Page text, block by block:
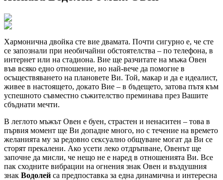
Хармонична двойка сте вие двамата. Почти сигурно е, че сте
се запознали при необичайни обстоятелства – по телефона, в
интернет или на стадиона. Вие ще разчитате на мъжа Овен
във всяко едно отношение, но най-вече да помогне в
осъществяването на плановете Ви. Той, макар и да е идеалист,
живее в настоящето, докато Вие – в бъдещето, затова пътя към
успешното съвместно съжителство преминава през Вашите
сбъднати мечти.
В леглото мъжът Овен е буен, страстен и ненаситен – това в
първия момент ще Ви допадне много, но с течение на времето
желанията му за редовно сексуално общуване могат да Ви се
сторят прекалени. Ако усети леко отдръпване, Овенът ще
започне да мисли, че нещо не е наред в отношенията Ви. Все
пак сходните вибрации на огнения знак Овен и въздушния
знак Водолей са предпоставка за една динамична и интересна